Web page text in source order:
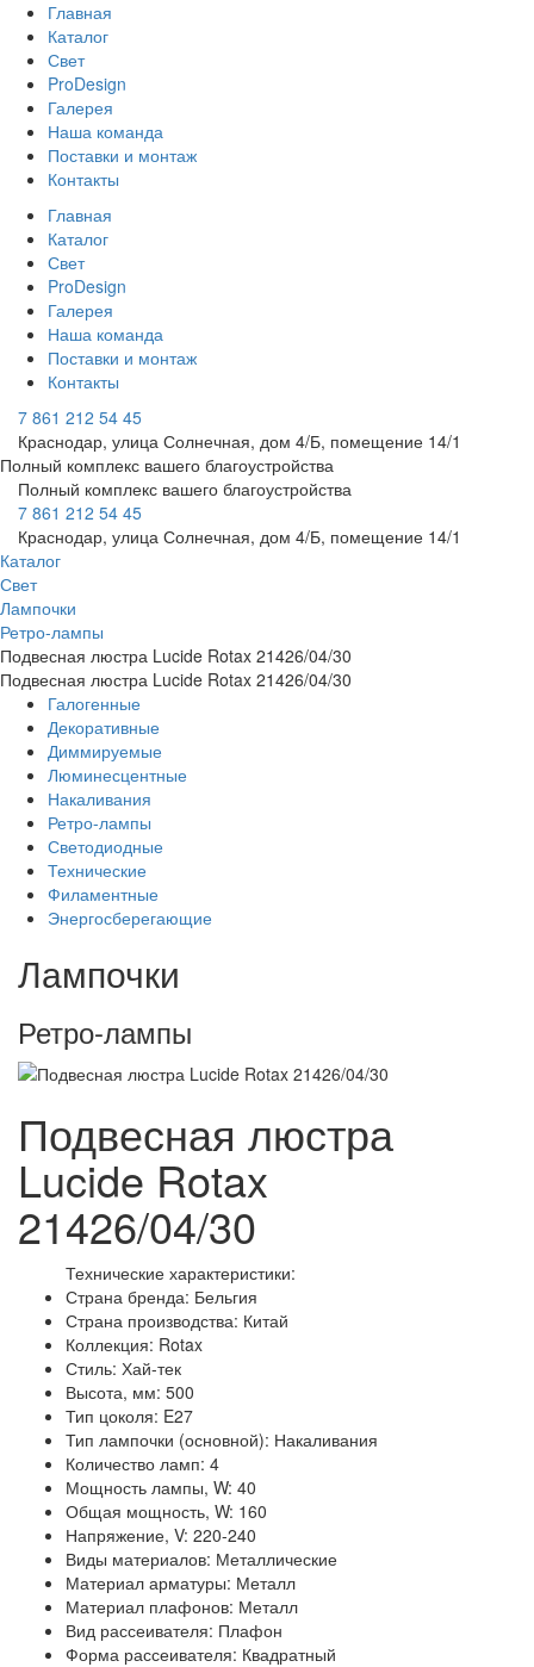
Главная
Каталог
Свет
ProDesign
Галерея
Наша команда
Поставки и монтаж
Контакты
Главная
Каталог
Свет
ProDesign
Галерея
Наша команда
Поставки и монтаж
Контакты
7 861 212 54 45
Краснодар, улица Солнечная, дом 4/Б, помещение 14/1
Полный комплекс вашего благоустройства
Полный комплекс вашего благоустройства
7 861 212 54 45
Краснодар, улица Солнечная, дом 4/Б, помещение 14/1
Каталог
Свет
Лампочки
Ретро-лампы
Подвесная люстра Lucide Rotax 21426/04/30
Подвесная люстра Lucide Rotax 21426/04/30
Галогенные
Декоративные
Диммируемые
Люминесцентные
Накаливания
Ретро-лампы
Светодиодные
Технические
Филаментные
Энергосберегающие
Лампочки
Ретро-лампы
Подвесная люстра
Lucide Rotax
21426/04/30
Технические характеристики:
Страна бренда: Бельгия
Страна производства: Китай
Коллекция: Rotax
Стиль: Хай-тек
Высота, мм: 500
Тип цоколя: E27
Тип лампочки (основной): Накаливания
Количество ламп: 4
Мощность лампы, W: 40
Общая мощность, W: 160
Напряжение, V: 220-240
Виды материалов: Металлические
Материал арматуры: Металл
Материал плафонов: Металл
Вид рассеивателя: Плафон
Форма рассеивателя: Квадратный